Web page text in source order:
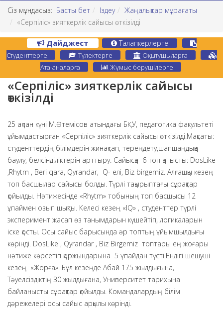
Сіз мұндасыз: Басты бет Іздеу
Жаңалықтар мұрағаты
«Серпіліс» зияткерлік сайысы өткізілді
Дайджест Талапкерлерге
Студенттерге Түлектерге
Оқытушыларға
Ата-аналарға
Жұмыс берушілерге
«Серпіліс» зияткерлік сайысы
өткізілді
25 ақпан күні М.Өтемісов атындағы БҚУ, педагогика факультеті
ұйымдастырған «Серпіліс» зияткерлік сайысы өткізілді.Мақсаты:
студенттердің білімдерін жинақтап, тереңдету,шапшаңдыққа
баулу, белсінділіктерін арттыру. Сайысқа 6 топ қатысты: DosLike
,Rhytm , Beri qara, Qyrandar, Q- елі, Biz birgemiz. Алғашқы кезең
топ басшылар сайысы болды. Түрлі тақырыптағы сұрақтар
қойылды. Нәтижесінде «Rhytm» тобының топ басшысы 12
ұпаймен озып шықты. Келесі кезең «IQ» , студенттер түрлі
эксперимент жасап өз танымдарын күшейтіп, логикаларын
іске қосты. Осы сайыс барысында әр топтың ұйымшылдығы
көрінді. DosLike , Qyrandar , Biz Birgemiz топтары ең жоғары
нәтиже көрсетіп қоржындарына 5 ұпайдан түсті.Ендігі шешуші
кезең «Жорға». Бұл кезеңде Абай 175 жылдығына,
Тәуелсіздіктің 30 жылдығана, Университет тарихына
байланысты сұрақтар қойылды. Командалардың білім
дәрежелері осы сайыс арқылы көрінді.